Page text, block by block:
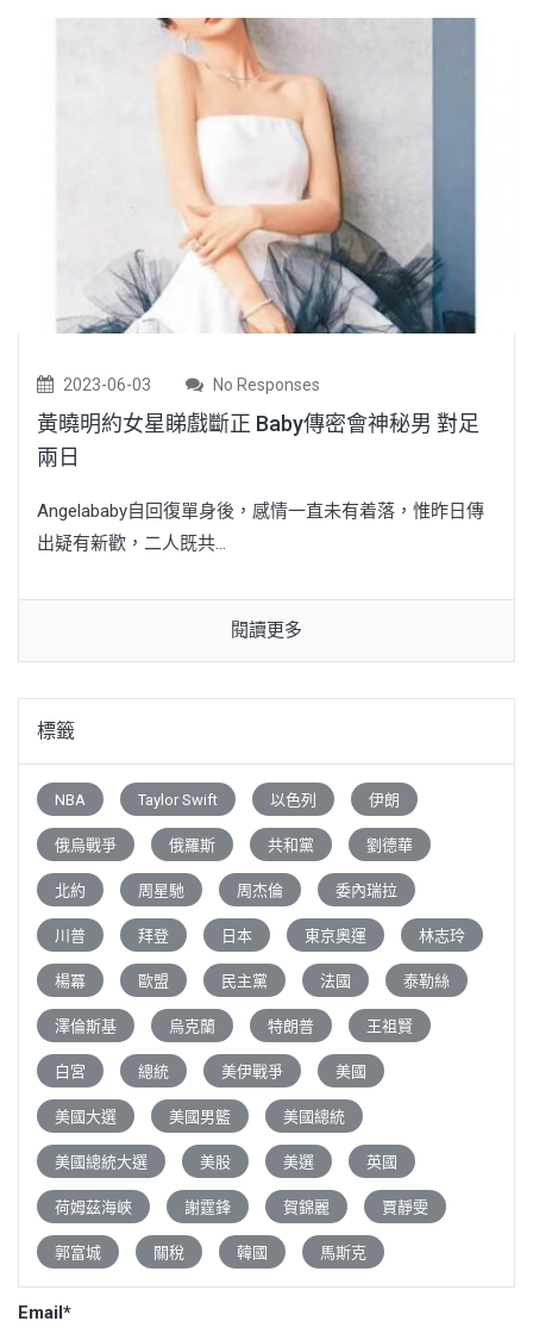
2023-06-03 No Responses
黃曉明約女星睇戲斷正 Baby傳密會神秘男 對足
兩日
Angelababy自回復單身後，感情一直未有着落，惟昨日傳
出疑有新歡，二人既共...
閱讀更多
標籤
NBA Taylor Swift 以色列 伊朗
俄烏戰爭 俄羅斯 共和黨 劉德華
北約 周星馳 周杰倫 委內瑞拉
川普 拜登 日本 東京奧運 林志玲
楊冪 歐盟 民主黨 法國 泰勒絲
澤倫斯基 烏克蘭 特朗普 王祖賢
白宮 總統 美伊戰爭 美國
美國大選 美國男籃 美國總統
美國總統大選 美股 美選 英國
荷姆茲海峽 謝霆鋒 賀錦麗 賈靜雯
郭富城 關稅 韓國 馬斯克
Email*